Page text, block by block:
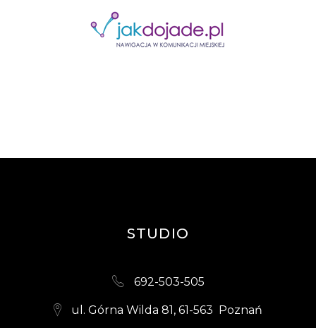
STUDIO
692-503-505
ul. Górna Wilda 81, 61-563 Poznań